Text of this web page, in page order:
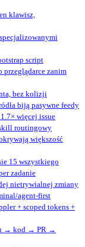
klawisz,
script
zanim
bez kolizji
biją pasywne feedy
więcej issue
routingowy
większość
15 wszystkiego
zadanie
nietrywialnej zmiany
agent‑first
+ scoped tokens +
→ kod → PR →